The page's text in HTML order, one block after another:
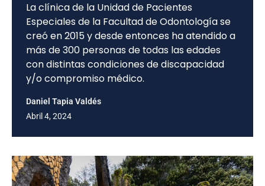
La clínica de la Unidad de Pacientes
Especiales de la Facultad de Odontología se
creó en 2015 y desde entonces ha atendido a
más de 300 personas de todas las edades
con distintas condiciones de discapacidad
y/o compromiso médico.
Daniel Tapia Valdés
Abril 4, 2024